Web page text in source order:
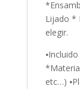
Lijado *
elegir.
etc…)